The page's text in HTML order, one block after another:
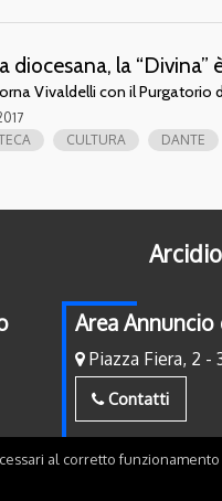
diocesana, la “Divina”
Vivaldelli con il Purgatorio
CULTURA DANTE
Area Annuncio
Piazza Fiera, 2 -
Contatti
al corretto